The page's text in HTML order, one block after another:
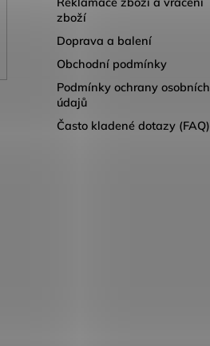
zboží
Doprava a balení
Obchodní podmínky
Podmínky ochrany osobních
údajů
Často kladené dotazy (FAQ)